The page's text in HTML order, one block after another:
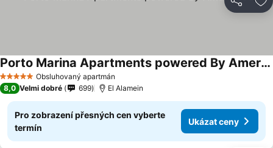
Sdílet
5 Počet hvězdičekObsluhovaný apartmán
Porto Marina Apartments powered By Amer-Group
8,0 Velmi dobré 699 El Alamein
Pro zobrazení přesných cen vyberte
termín
Ukázat ceny